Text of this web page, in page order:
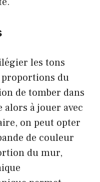
les tons
du
de tomber dans
alors à jouer avec
on peut opter
de couleur
du mur,